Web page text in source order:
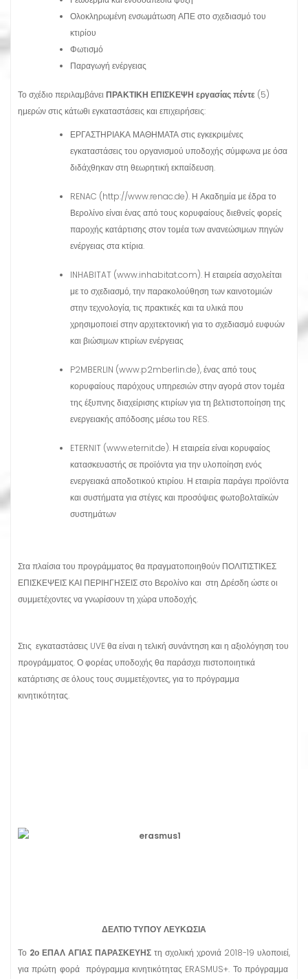
Ολοκληρωμένη ενσωμάτωση ΑΠΕ στο σχεδιασμό του
κτιρίου
Φωτισμό
Παραγωγή ενέργειας
Το σχέδιο περιλαμβάνει ΠΡΑΚΤΙΚΗ ΕΠΙΣΚΕΨΗ εργασίας πέντε (5)
ημερών στις κάτωθι εγκαταστάσεις και επιχειρήσεις:
ΕΡΓΑΣΤΗΡΙΑΚΑ ΜΑΘΗΜΑΤΑ στις εγκεκριμένες
εγκαταστάσεις του οργανισμού υποδοχής σύμφωνα με όσα
διδάχθηκαν στη θεωρητική εκπαίδευση.
RENAC (http://www.renac.de). Η Ακαδημία με έδρα το
Βερολίνο είναι ένας από τους κορυφαίους διεθνείς φορείς
παροχής κατάρτισης στον τομέα των ανανεώσιμων πηγών
ενέργειας στα κτίρια.
INHABITAT (www.inhabitat.com). Η εταιρεία ασχολείται
με το σχεδιασμό, την παρακολούθηση των καινοτομιών
στην τεχνολογία, τις πρακτικές και τα υλικά που
χρησιμοποιεί στην αρχιτεκτονική για το σχεδιασμό ευφυών
και βιώσιμων κτιρίων ενέργειας
P2MBERLIN (www.p2mberlin.de), ένας από τους
κορυφαίους παρόχους υπηρεσιών στην αγορά στον τομέα
της έξυπνης διαχείρισης κτιρίων για τη βελτιστοποίηση της
ενεργειακής απόδοσης μέσω του RES.
ETERNIT (www.eternit.de). Η εταιρεία είναι κορυφαίος
κατασκευαστής σε προϊόντα για την υλοποίηση ενός
ενεργειακά αποδοτικού κτιρίου. Η εταιρία παράγει προϊόντα
και συστήματα για στέγες και προσόψεις φωτοβολταϊκών
συστημάτων
Στα πλαίσια του προγράμματος θα πραγματοποιηθούν ΠΟΛΙΤΙΣΤΙΚΕΣ
ΕΠΙΣΚΕΨΕΙΣ ΚΑΙ ΠΕΡΙΗΓΗΣΕΙΣ στο Βερολίνο και στη Δρέσδη ώστε οι
συμμετέχοντες να γνωρίσουν τη χώρα υποδοχής.
Στις εγκαταστάσεις UVE θα είναι η τελική συνάντηση και η αξιολόγηση του
προγράμματος. Ο φορέας υποδοχής θα παράσχει πιστοποιητικά
κατάρτισης σε όλους τους συμμετέχοντες, για το πρόγραμμα
κινητικότητας.
ΔΕΛΤΙΟ ΤΥΠΟΥ ΛΕΥΚΩΣΙΑ
Το 2ο ΕΠΑΛ ΑΓΙΑΣ ΠΑΡΑΣΚΕΥΗΣ τη σχολική χρονιά 2018-19 υλοποιεί,
για πρώτη φορά πρόγραμμα κινητικότητας ERASMUS+. Το πρόγραμμα